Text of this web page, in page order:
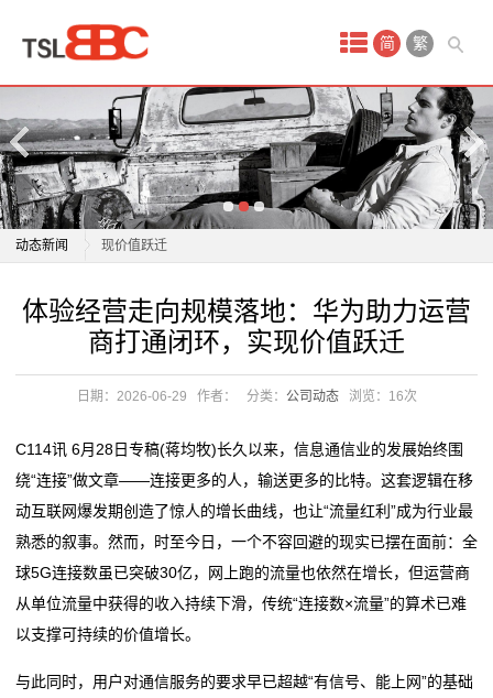
简 繁
动态新闻
体验经营走向规模落地：华为助力运营商打通闭环，实
现价值跃迁
三大电信运营商被指“新
更换套餐阻碍重重 运营商“新老用户不同权”问题如何破
解
打通数据、释放效能，中国电信翼支付全链路数据运营
实践
以“共建·共融·共赢”为核打造泉台融合运营标杆
容联云：为城商行打造“企业级大运营体系”的实践路径
黑龙江省属重点产业企业运营态势持续向好
全国首条跨省共建共管共运营市域铁路宁马线开展初期
运营
蚂蚁国际广交会推出全球账户服务，满足出海“千企千
现价值跃迁
159元套餐不如39元的划算、套餐“升级容易降费难”，
三大电信运营商被指“新
解
工商银行常州分行多维赋能网点运营 质效提档升级
打通数据、释放效能，中国电信翼支付全链路数据运营
实践
以“共建·共融·共赢”为核打造泉台融合运营标杆
容联云：为城商行打造“企业级大运营体系”的实践路径
黑龙江省属重点产业企业运营态势持续向好
全国首条跨省共建共管共运营市域铁路宁马线开展初期
体验经营走向规模落地：华为助力运营
商打通闭环，实现价值跃迁
日期：2026-06-29 作者： 分类： 公司动态 浏览： 16次
C114讯 6月28日专稿(蒋均牧)长久以来，信息通信业的发展始终围
绕“连接”做文章——连接更多的人，输送更多的比特。这套逻辑在移
动互联网爆发期创造了惊人的增长曲线，也让“流量红利”成为行业最
熟悉的叙事。然而，时至今日，一个不容回避的现实已摆在面前：全
球5G连接数虽已突破30亿，网上跑的流量也依然在增长，但运营商
从单位流量中获得的收入持续下滑，传统“连接数×流量”的算术已难
以支撑可持续的价值增长。
与此同时，用户对通信服务的要求早已超越“有信号、能上网”的基础
产
品
中
seo